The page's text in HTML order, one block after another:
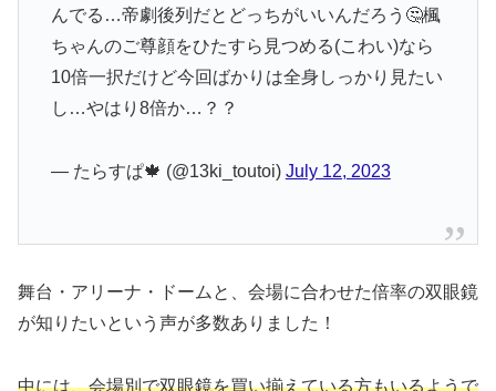
んでる…帝劇後列だとどっちがいいんだろう🤔楓
ちゃんのご尊顔をひたすら見つめる(こわい)なら
10倍一択だけど今回ばかりは全身しっかり見たい
し…やはり8倍か…？？
— たらすぱ🍁 (@13ki_toutoi) July 12, 2023
舞台・アリーナ・ドームと、会場に合わせた倍率の双眼鏡
が知りたいという声が多数ありました！
中には、会場別で双眼鏡を買い揃えている方もいるようで